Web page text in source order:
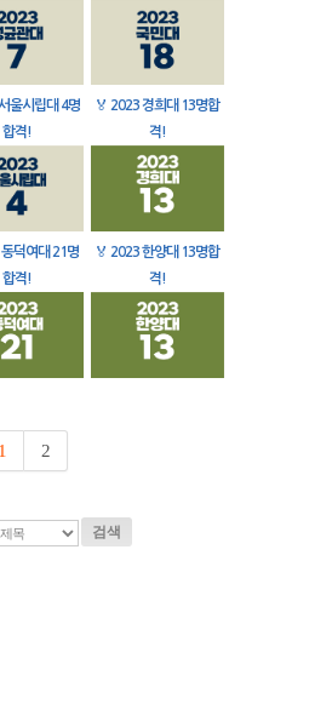
울시립대 4명
합격!
🏅 2023 경희대 13명합
격!
덕여대 21명
합격!
🏅 2023 한양대 13명합
격!
1 2
검색